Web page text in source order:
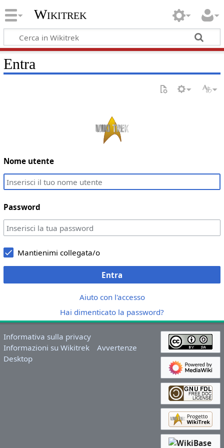
Wikitrek
Entra
Nome utente
Password
Mantienimi collegata/o
Entra
Aiuto con l'accesso
Hai dimenticato la password?
Informativa sulla privacy
Informazioni su Wikitrek
Avvertenze
Desktop